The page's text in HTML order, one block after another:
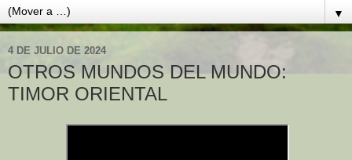
▼
4 DE JULIO DE 2024
OTROS MUNDOS DEL MUNDO:
TIMOR ORIENTAL